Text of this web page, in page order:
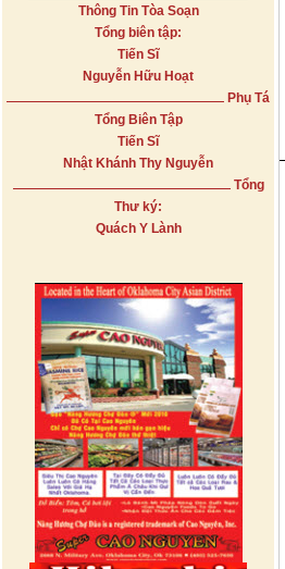
Thông Tin Tòa Soạn
Tổng biên tập:
Tiến Sĩ
Nguyễn Hữu Hoạt
Phụ Tá
Tổng Biên Tập
Tiến Sĩ
Nhật Khánh Thy Nguyễn
Tổng
Thư ký:
Quách Y Lành